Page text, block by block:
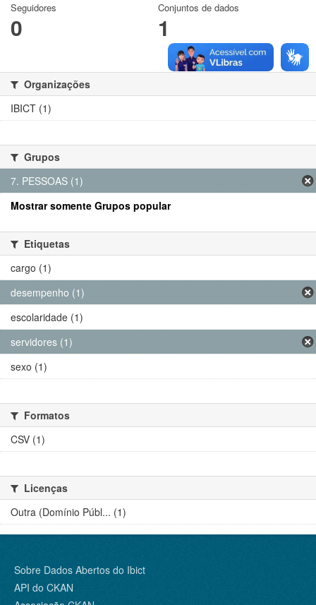
Seguidores
0
Conjuntos de dados
1
Organizações
IBICT (1)
Grupos
7. PESSOAS (1)
Mostrar somente Grupos popular
Etiquetas
cargo (1)
desempenho (1)
escolaridade (1)
servidores (1)
sexo (1)
Formatos
CSV (1)
Licenças
Outra (Domínio Públ... (1)
Sobre Dados Abertos do Ibict
API do CKAN